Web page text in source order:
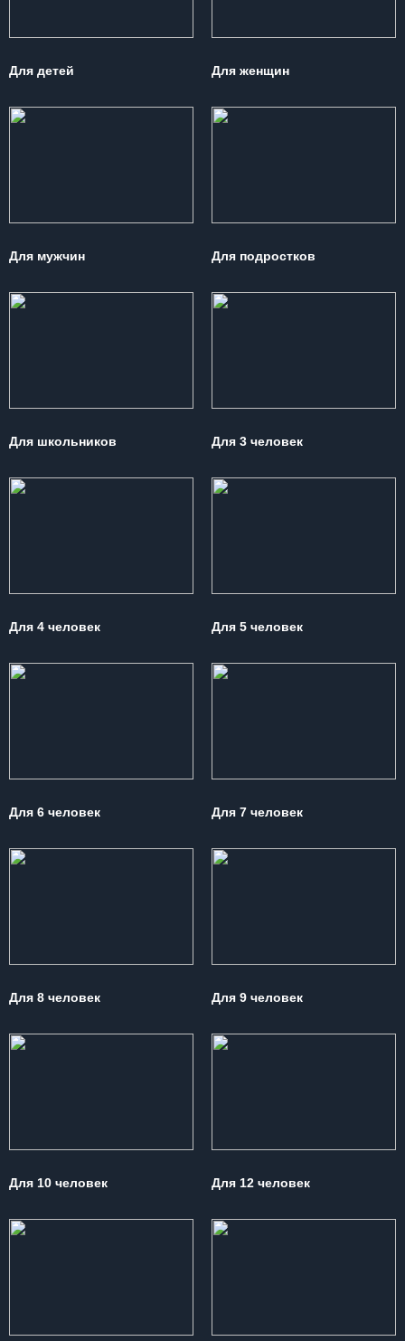
Для детей Для женщин
Для мужчин Для подростков
Для школьников Для 3 человек
Для 4 человек Для 5 человек
Для 6 человек Для 7 человек
Для 8 человек Для 9 человек
Для 10 человек Для 12 человек